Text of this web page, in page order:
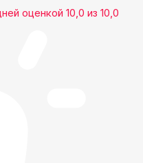
оценкой 10,0 из 10,0